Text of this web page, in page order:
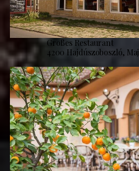
Großes Restaurant
4200 Hajdúszoboszló,